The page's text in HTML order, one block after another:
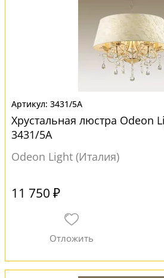
3431/5A
Хрустальная люстра Odeon
3431/5A
Odeon Light (Италия)
11 750 ₽